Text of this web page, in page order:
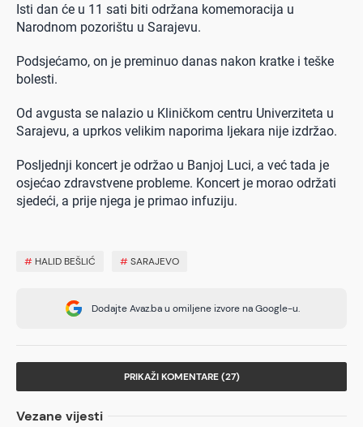
Isti dan će u 11 sati biti održana komemoracija u
Narodnom pozorištu u Sarajevu.
Podsjećamo, on je preminuo danas nakon kratke i teške
bolesti.
Od avgusta se nalazio u Kliničkom centru Univerziteta u
Sarajevu, a uprkos velikim naporima ljekara nije izdržao.
Posljednji koncert je održao u Banjoj Luci, a već tada je
osjećao zdravstvene probleme. Koncert je morao održati
sjedeći, a prije njega je primao infuziju.
# HALID BEŠLIĆ #SARAJEVO
Dodajte Avaz.ba u omiljene izvore na Google-u.
PRIKAŽI KOMENTARE (27)
Vezane vijesti